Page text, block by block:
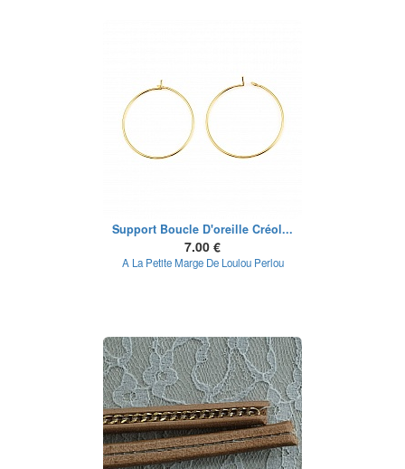
Support Boucle D'oreille Créol...
7.00 €
A La Petite Marge De Loulou Perlou